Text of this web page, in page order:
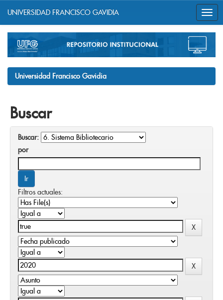
navigation
UNIVERSIDAD FRANCISCO GAVIDIA
Universidad Francisco Gavidia
Buscar
Buscar:
por
Filtros actuales: